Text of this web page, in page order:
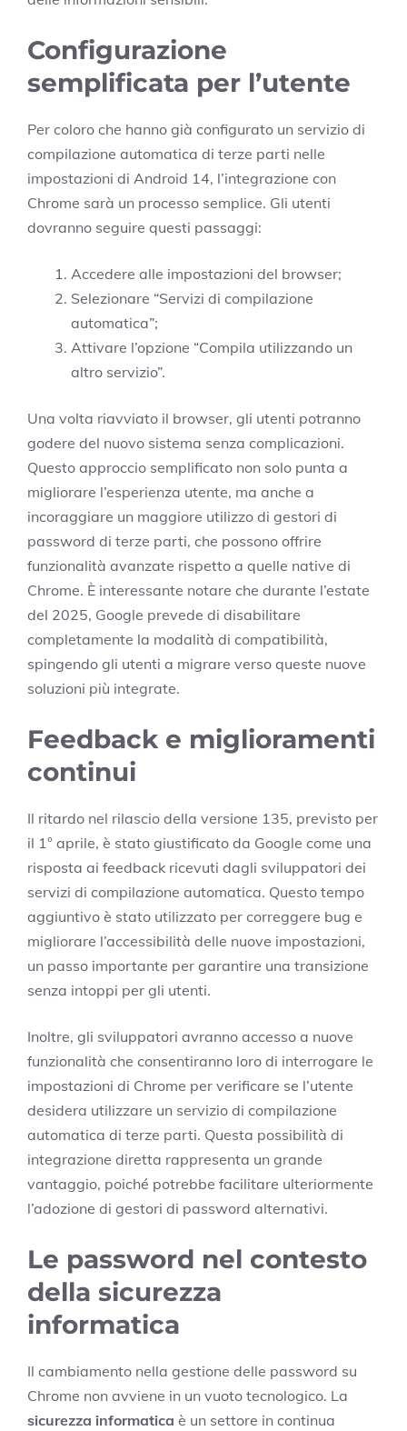
Configurazione
semplificata per l’utente
Per coloro che hanno già configurato un servizio di
compilazione automatica di terze parti nelle
impostazioni di Android 14, l’integrazione con
Chrome sarà un processo semplice. Gli utenti
dovranno seguire questi passaggi:
Accedere alle impostazioni del browser;
Selezionare “Servizi di compilazione
automatica”;
Attivare l’opzione “Compila utilizzando un
altro servizio”.
Una volta riavviato il browser, gli utenti potranno
godere del nuovo sistema senza complicazioni.
Questo approccio semplificato non solo punta a
migliorare l’esperienza utente, ma anche a
incoraggiare un maggiore utilizzo di gestori di
password di terze parti, che possono offrire
funzionalità avanzate rispetto a quelle native di
Chrome. È interessante notare che durante l’estate
del 2025, Google prevede di disabilitare
completamente la modalità di compatibilità,
spingendo gli utenti a migrare verso queste nuove
soluzioni più integrate.
Feedback e miglioramenti
continui
Il ritardo nel rilascio della versione 135, previsto per
il 1° aprile, è stato giustificato da Google come una
risposta ai feedback ricevuti dagli sviluppatori dei
servizi di compilazione automatica. Questo tempo
aggiuntivo è stato utilizzato per correggere bug e
migliorare l’accessibilità delle nuove impostazioni,
un passo importante per garantire una transizione
senza intoppi per gli utenti.
Inoltre, gli sviluppatori avranno accesso a nuove
funzionalità che consentiranno loro di interrogare le
impostazioni di Chrome per verificare se l’utente
desidera utilizzare un servizio di compilazione
automatica di terze parti. Questa possibilità di
integrazione diretta rappresenta un grande
vantaggio, poiché potrebbe facilitare ulteriormente
l’adozione di gestori di password alternativi.
Le password nel contesto
della sicurezza
informatica
Il cambiamento nella gestione delle password su
Chrome non avviene in un vuoto tecnologico. La
sicurezza informatica è un settore in continua